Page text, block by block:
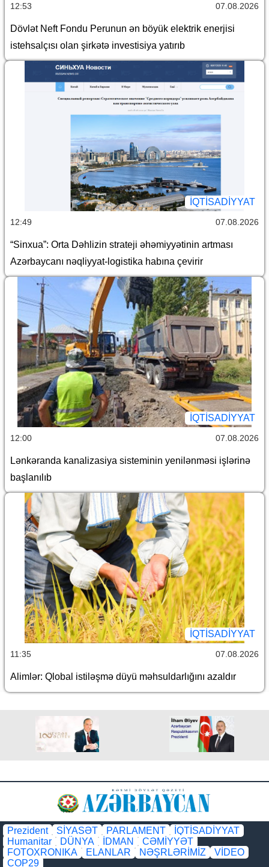
12:53 07.08.2026
Dövlət Neft Fondu Perunun ən böyük elektrik enerjisi
istehsalçısı olan şirkətə investisiya yatırıb
İQTİSADİYYAT
12:49 07.08.2026
“Sinxua”: Orta Dəhlizin strateji əhəmiyyətinin artması
Azərbaycanı nəqliyyat-logistika habına çevirir
İQTİSADİYYAT
12:00 07.08.2026
Lənkəranda kanalizasiya sisteminin yenilənməsi işlərinə
başlanılıb
İQTİSADİYYAT
11:35 07.08.2026
Alimlər: Qlobal istiləşmə düyü məhsuldarlığını azaldır
Prezident SİYASƏT PARLAMENT
İQTİSADİYYAT
Humanitar
DÜNYA İDMAN
CƏMİYYƏT
FOTOXRONIKA
ELANLAR NƏŞRLƏRİMİZ
VİDEO
COP29